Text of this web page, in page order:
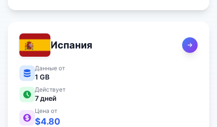
Испания
Данные от
1 GB
Действует
7дней
Цена от
$4.80